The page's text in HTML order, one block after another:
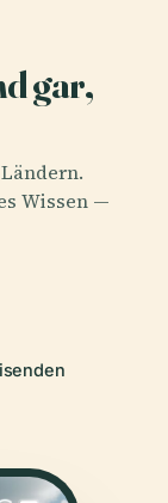
gar,
Wissen —